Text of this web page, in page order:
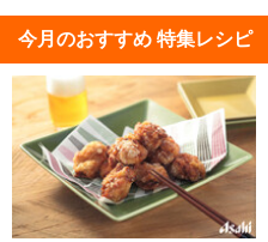
今月のおすすめ 特集レシピ